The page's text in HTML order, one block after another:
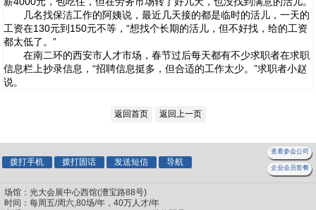
几名找保洁工作的阿姨说，最近几天接的都是临时的活儿，一天的
工资在130元到150元不等，“想找个长期的活儿，但不好找，给的工资
都太低了。”
在南二环的西安市人才市场，春节过后每天都有不少求职者在求职
信息栏上抄录信息，“招聘信息挺多，但合适的工作太少。”求职者小赵
说。
返回首页 返回上一页
拨打手机 拨打固话 发送短信 导航
查看参会公司
企业会员套餐
场馆：光大会展中心西馆(漕宝路88号)
时间：每周五/周六,80场/年，40万人才/年